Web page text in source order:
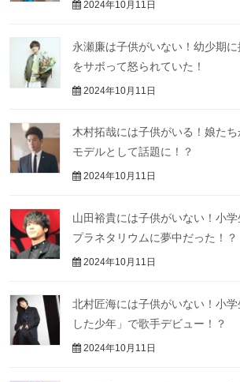
2024年10月11日
永瀬廉は子供がいない！幼少期
をサボって怒られていた！
2024年10月11日
木村拓哉には子供がいる！娘た
モデルとして話題に！？
2024年10月11日
山田裕貴には子供がいない！小
プラネタリウムに夢中だった！？
2024年10月11日
北村匠海には子供がいない！小
した少年」で歌手デビュー！？
2024年10月11日